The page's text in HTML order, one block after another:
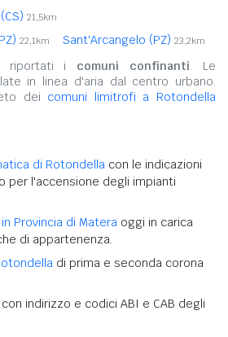
21,5km
22,1km Sant'Arcangelo (PZ) 23,2km
riportati i comuni confinanti. Le
in linea d'aria dal centro urbano.
dei comuni limitrofi a Rotondella
di Rotondella con le indicazioni
per l'accensione degli impianti
Provincia di Matera oggi in carica
di appartenenza.
di prima e seconda corona
con indirizzo e codici ABI e CAB degli